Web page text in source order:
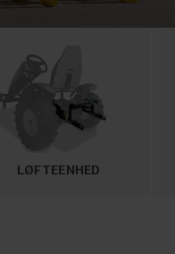
LØFTEENHED